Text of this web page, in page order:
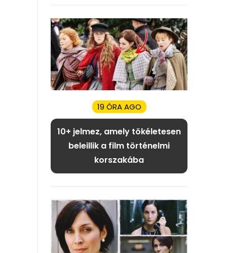
19 ÓRA AGO
10+ jelmez, amely tökéletesen
beleillik a film történelmi
korszakába